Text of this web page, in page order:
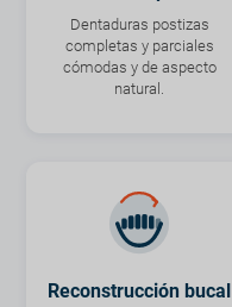
Dentaduras postizas
completas y parciales
cómodas y de aspecto
natural.
Reconstrucción bucal